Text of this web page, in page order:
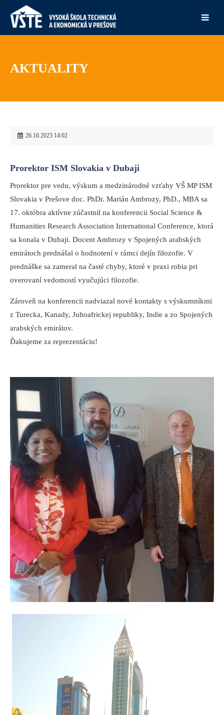
AKTUALITY
26.10.2023 14:02
Prorektor ISM Slovakia v Dubaji
Prorektor pre vedu, výskum a medzinárodné vzťahy VŠ MP ISM
Slovakia v Prešove doc. PhDr. Marián Ambrozy, PhD., MBA sa
17. októbra aktívne zúčastnil na konferencii Social Science &
Humanities Research Association International Conference, ktorá
sa konala v Dubaji. Docent Ambrozy v Spojených arabských
emirátoch prednášal o hodnotení v rámci dejín filozofie. V
prednáške sa zameral na časté chyby, ktoré v praxi robia pri
overovaní vedomostí vyučujúci filozofie.
Zároveň na konferencii nadviazal nové kontakty s výskumníkmi
z Turecka, Kanady, Juhoafrickej republiky, Indie a zo Spojených
arabských emirátov.
Ďakujeme za reprezentáciu!